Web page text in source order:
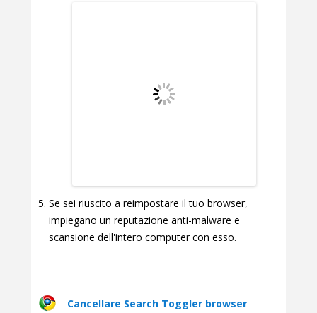
Se sei riuscito a reimpostare il tuo browser,
impiegano un reputazione anti-malware e
scansione dell'intero computer con esso.
Cancellare Search Toggler browser